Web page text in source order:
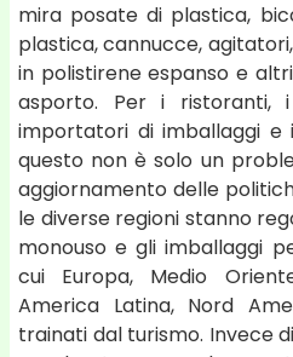
mira posate di plastica,
plastica, cannucce,
in polistirene espanso e
asporto. Per i ristoranti,
importatori di imballaggi e
questo non è solo un
aggiornamento delle
le diverse regioni stanno
monouso e gli imballaggi
cui Europa, Medio
America Latina, Nord
trainati dal turismo. Invece